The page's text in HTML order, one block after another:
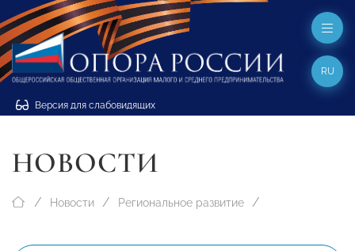
Версия для слабовидящих
RU
НОВОСТИ
Новости Региональное развитие